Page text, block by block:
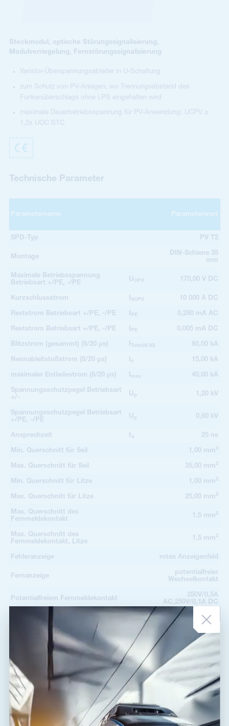
Steckmodul, optische Störungssignalisierung,
Modulverriegelung, Fernstörungssignalisierung
Varistor-Überspannungsableiter in U-Schaltung
zum Schutz von PV-Anlagen, wo Trennungsabstand des
Funkenüberschlags ohne LPS eingehalten wird
maximale Dauerbetriebsspannung für PV-Anwendung: UCPV ≥
1,2x UOC STC
Technische Parameter
Parametername Parameterwert
SPD-Typ PV T2
Montage
DIN-Schiene 35
mm
Maximale Betriebsspannung
Betriebsart +/PE, -/PE
U CPV 170,00 V DC
Kurzschlussstrom SCPV 10 000 A DC
Reststrom Betriebsart +/PE, -/PE PE 0,280 mA AC
Reststrom Betriebsart +/PE, -/PE PE 0,005 mA DC
Blitzstrom (gesammt) (8/20 µs) Total(8/20) 80,00 kA
Nennableitstoßstrom (8/20 µs) n 15,00 kA
maximaler Entladestrom (8/20 µs) max 40,00 kA
Spannungsschutzpegel Betriebsart
+/-
U p 1,20 kV
Spannungsschutzpegel Betriebsart
+/PE, -/PE
U p 0,60 kV
Ansprechzeit t a 25 ns
Min. Querschnitt für Seil 1,00 mm 2
Max. Querschnitt für Seil 35,00 mm 2
Min. Querschnitt für Litze 1,00 mm 2
Max. Querschnitt für Litze 25,00 mm 2
Max. Querschnitt des
Fernmeldekontakt
1,5 mm 2
Max. Querschnitt des
Fernmeldekontakt, Litze
1,5 mm 2
Fehleranzeige rotes Anzeigenfeld
Fernanzeige
potentialfreier
Wechselkontakt
Potentialfreiem Fernmeldekontakt
250V/0,5A
AC,250V/0,1A DC
IP 20
Betriebstemperaturbereich
-40 / 80 °C
nach Norm
EN 61643-31, IEC
61643-31
ETIM-Klasse EC000941
Steckermodul SLP-PV170U V/0
Zolltarifnummer 85363030
EAN 8595090536635